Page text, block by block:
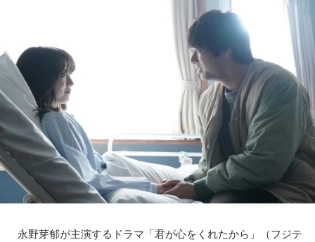
永野芽郁が主演するドラマ「君が心をくれたから」（フジテ